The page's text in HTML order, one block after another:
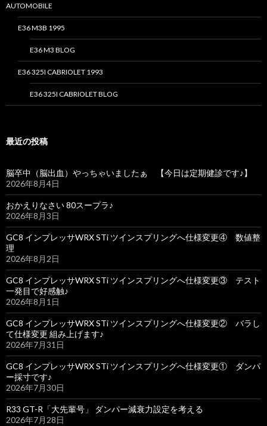
AUTOMOBILE
E36 M3B 1995
E36 M3 BLOG
E36 325I CABRIOLET 1993
E36 325I CABRIOLET BLOG
最近の投稿
脳卒中（脳出血）やっちゃいましたぁ 【今日は定期健診です♪】
2026年8月4日
おかえりなさい 80スープラ♪
2026年8月3日
GC8 インプレッサWRX STi ツインスプリングへ仕様変更④ 数値整
理
2026年8月2日
GC8 インプレッサWRX STi ツインスプリングへ仕様変更③ テスト
一発目で好感触♪
2026年8月1日
GC8 インプレッサWRX STi ツインスプリングへ仕様変更② バラし
て仕様変更 組み上げます♪
2026年7月31日
GC8 インプレッサWRX STi ツインスプリングへ仕様変更① ダンパ
ー採寸です♪
2026年7月30日
R33 GT-R「大先輩号」 ダンパー減衰力設定を考える
2026年7月28日